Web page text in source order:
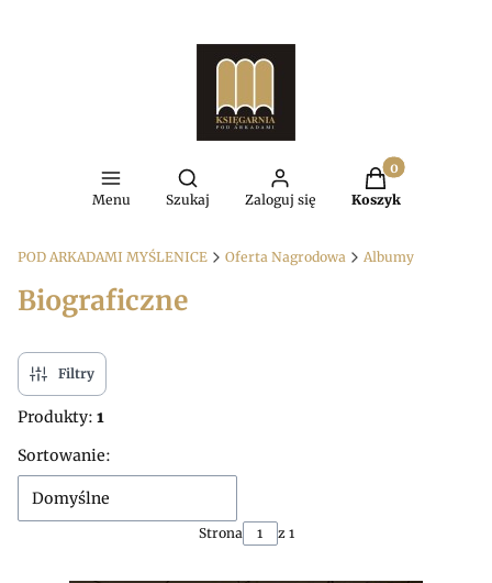
Menu
Otwórz wyszukiwarkę
Szukaj Zaloguj się
Produkty w
Koszyk
POD ARKADAMI MYŚLENICE Oferta Nagrodowa Albumy
Biograficzne
Filtry
Produkty: 1
Lista produktów
Sortowanie:
Domyślne
Strona z 1